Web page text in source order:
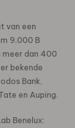
van een
9.000 B
meer dan 400
bekende
Bank,
en Auping.
Benelux: